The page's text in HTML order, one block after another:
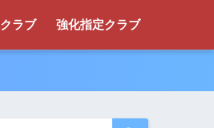
クラブ 強化指定クラブ